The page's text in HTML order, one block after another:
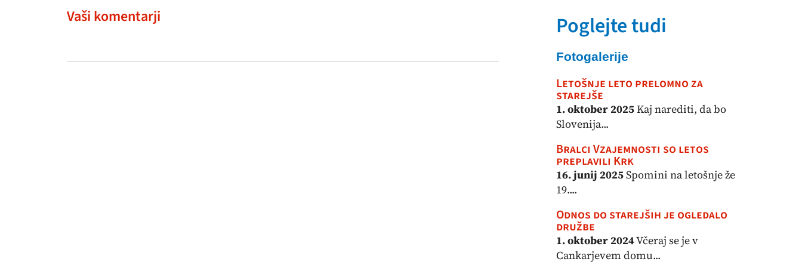
Vaši komentarji Poglejte tudi
Fotogalerije
Letošnje leto prelomno za
starejše
1. oktober 2025Kaj narediti, da bo
Slovenija...
Bralci Vzajemnosti so letos
preplavili Krk
16. junij 2025Spomini na letošnje že
19....
Odnos do starejših je ogledalo
družbe
1. oktober 2024Včeraj se je v
Cankarjevem domu...